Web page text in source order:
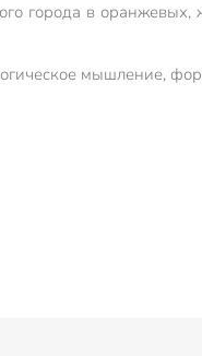
города в
мышление,